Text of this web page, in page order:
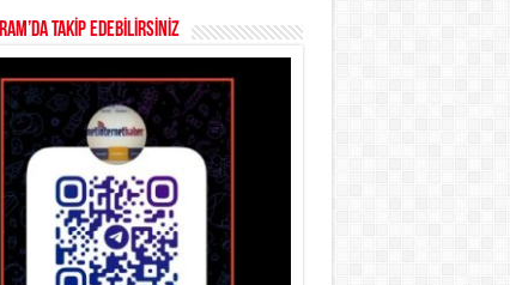
TAKİP EDEBİLİRSİNİZ